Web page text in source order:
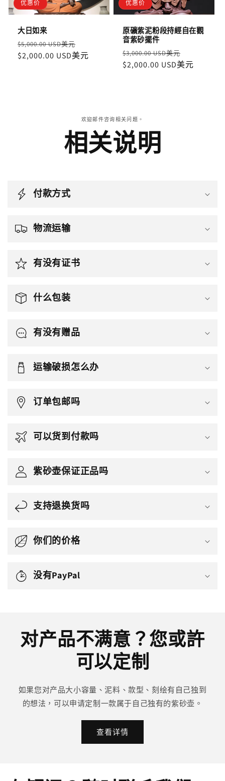
优惠价
大日如来
定
價
$5,000.00 USD美元
價
$2,000.00 USD美元
优惠价
原礦紫泥粉段持經自在觀
音紫砂擺件
定
價
$3,000.00 USD美元
價
$2,000.00 USD美元
欢迎邮件咨询相关问题。
相关说明
付款方式
物流运输
有没有证书
什么包装
有没有赠品
运输破损怎么办
订单包邮吗
可以货到付款吗
紫砂壶保证正品吗
支持退换货吗
你们的价格
没有PayPal
对产品不满意？您或許
可以定制
如果您对产品大小容量、泥料、款型、刻绘有自己独到
的想法，可以申请定制一款属于自己独有的紫砂壶。
查看详情